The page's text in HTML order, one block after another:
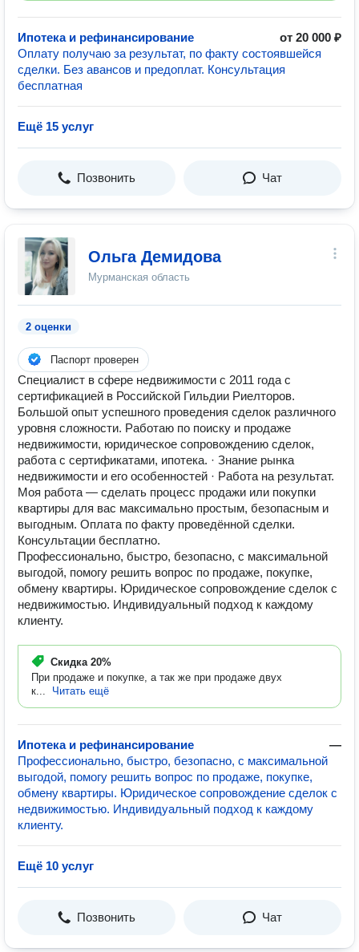
Ипотека и рефинансирование
от 20 000 ₽
Оплату получаю за результат, по факту состоявшейся
сделки. Без авансов и предоплат. Консультация
бесплатная
Ещё 15 услуг
Позвонить Чат
Ольга Демидова
Мурманская область
2 оценки
Паспорт проверен
Специалист в сфере недвижимости с 2011 года с
сертификацией в Российской Гильдии Риелторов.
Большой опыт успешного проведения сделок различного
уровня сложности. Работаю по поиску и продаже
недвижимости, юридическое сопровождению сделок,
работа с сертификатами, ипотека. · Знание рынка
недвижимости и его особенностей · Работа на результат.
Моя работа — сделать процесс продажи или покупки
квартиры для вас максимально простым, безопасным и
выгодным. Оплата по факту проведённой сделки.
Консультации бесплатно.
Профессионально, быстро, безопасно, с максимальной
выгодой, помогу решить вопрос по продаже, покупке,
обмену квартиры. Юридическое сопровождение сделок с
недвижимостью. Индивидуальный подход к каждому
клиенту.
Скидка 20%
При продаже и покупке, а так же при продаже двух
к...
Читать ещё
Ипотека и рефинансирование
—
Профессионально, быстро, безопасно, с максимальной
выгодой, помогу решить вопрос по продаже, покупке,
обмену квартиры. Юридическое сопровождение сделок с
недвижимостью. Индивидуальный подход к каждому
клиенту.
Ещё 10 услуг
Позвонить Чат